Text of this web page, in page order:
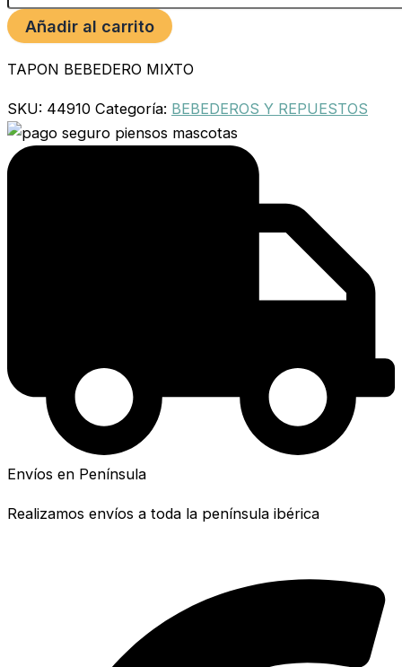
Añadir al carrito
TAPON BEBEDERO MIXTO
SKU: 44910 Categoría: BEBEDEROS Y REPUESTOS
Envíos en Península
Realizamos envíos a toda la península ibérica